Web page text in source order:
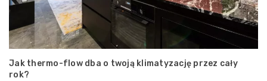
Jak thermo-flow dba o twoją klimatyzację przez cały
rok?